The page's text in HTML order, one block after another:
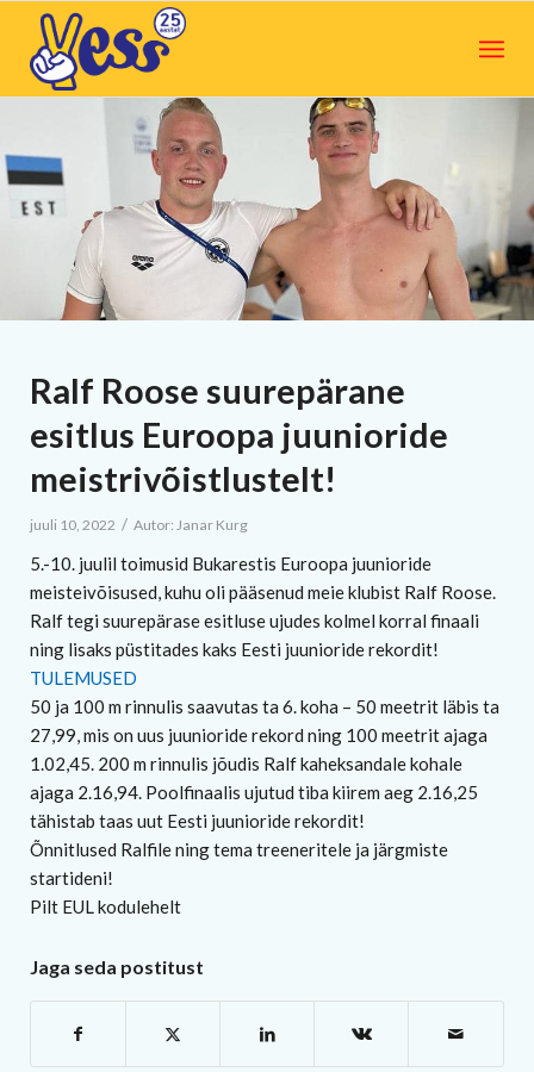
Ralf Roose suurepärane
esitlus Euroopa juunioride
meistrivõistlustelt!
juuli 10, 2022 / Autor: Janar Kurg
5.-10. juulil toimusid Bukarestis Euroopa juunioride
meisteivõisused, kuhu oli pääsenud meie klubist Ralf Roose.
Ralf tegi suurepärase esitluse ujudes kolmel korral finaali
ning lisaks püstitades kaks Eesti juunioride rekordit!
TULEMUSED
50 ja 100 m rinnulis saavutas ta 6. koha – 50 meetrit läbis ta
27,99, mis on uus juunioride rekord ning 100 meetrit ajaga
1.02,45. 200 m rinnulis jõudis Ralf kaheksandale kohale
ajaga 2.16,94. Poolfinaalis ujutud tiba kiirem aeg 2.16,25
tähistab taas uut Eesti juunioride rekordit!
Õnnitlused Ralfile ning tema treeneritele ja järgmiste
startideni!
Pilt EUL kodulehelt
Jaga seda postitust